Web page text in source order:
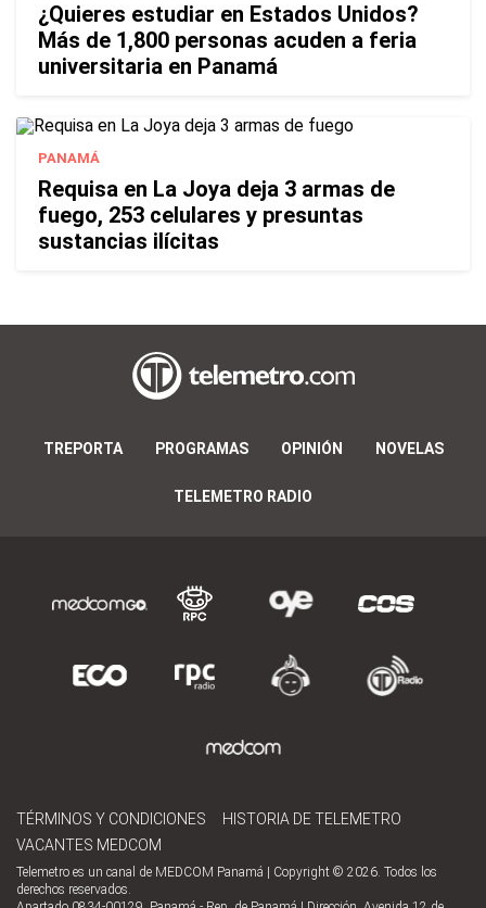
¿Quieres estudiar en Estados Unidos?
Más de 1,800 personas acuden a feria
universitaria en Panamá
PANAMÁ
Requisa en La Joya deja 3 armas de
fuego, 253 celulares y presuntas
sustancias ilícitas
TREPORTA PROGRAMAS OPINIÓN NOVELAS
TELEMETRO RADIO
TÉRMINOS Y CONDICIONES
HISTORIA DE TELEMETRO
VACANTES MEDCOM
Telemetro es un canal de MEDCOM Panamá | Copyright © 2026. Todos los
derechos reservados.